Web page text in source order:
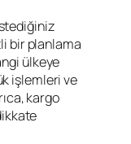
bir planlama
ülkeye
işlemleri ve
kargo